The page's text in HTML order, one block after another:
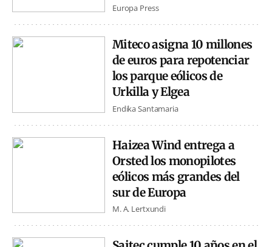
Europa Press
Miteco asigna 10 millones
de euros para repotenciar
los parque eólicos de
Urkilla y Elgea
Endika Santamaria
Haizea Wind entrega a
Orsted los monopilotes
eólicos más grandes del
sur de Europa
M. A. Lertxundi